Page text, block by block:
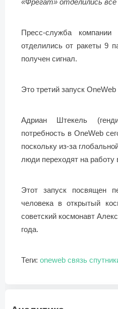
Пресс-служба компании
отделились от ракеты 9
получен сигнал.
Это третий запуск
Адриан Штекель
потребность в OneWeb
поскольку из-за
люди переходят на работу
Этот запуск посвящен
человека в открытый
советский космонавт
года.
Теги: oneweb связь